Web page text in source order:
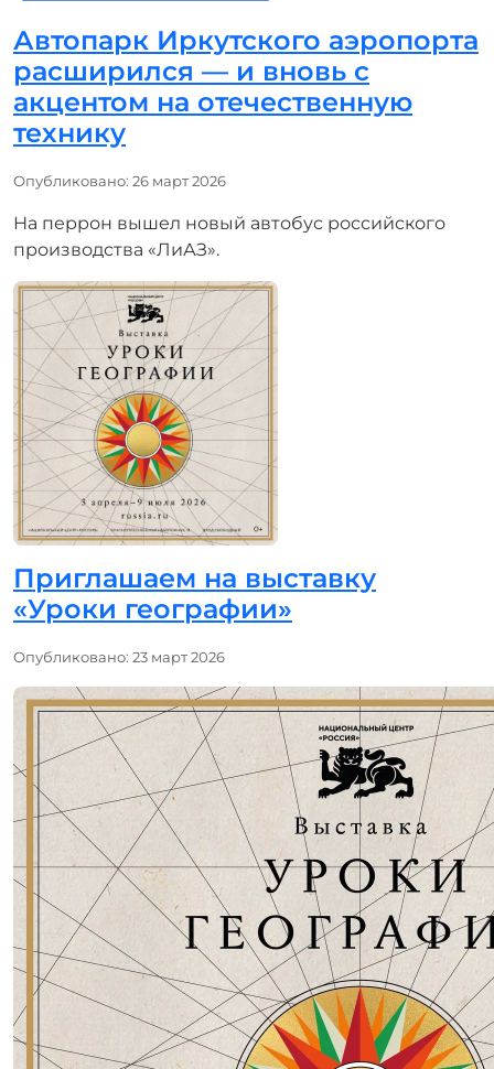
Автопарк Иркутского аэропорта
расширился — и вновь с
акцентом на отечественную
технику
Информация о материале
Опубликовано: 26 март 2026
На перрон вышел новый автобус российского
производства «ЛиАЗ».
Приглашаем на выставку
«Уроки географии»
Информация о материале
Опубликовано: 23 март 2026